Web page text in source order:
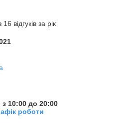
відгуків за рік
10:00 до 20:00
роботи